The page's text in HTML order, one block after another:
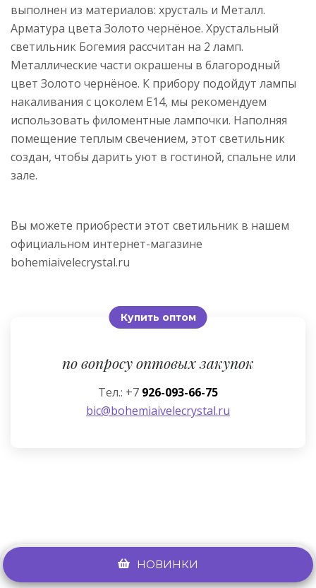
выполнен из материалов: хрусталь и Металл.
Арматура цвета Золото чернёное. Хрустальный
светильник Богемия рассчитан на 2 ламп.
Металлические части окрашены в благородный
цвет Золото чернёное. К прибору подойдут лампы
накаливания с цоколем E14, мы рекомендуем
использовать филоментные лампочки. Наполняя
помещение теплым свечением, этот светильник
создан, чтобы дарить уют в гостиной, спальне или
зале.
Вы можете приобрести этот светильник в нашем
официальном интернет-магазине
bohemiaivelecrystal.ru
Купить оптом
по вопросу оптовых закупок
Тел.: +7 926-093-66-75
bic@bohemiaivelecrystal.ru
НОВИНКИ